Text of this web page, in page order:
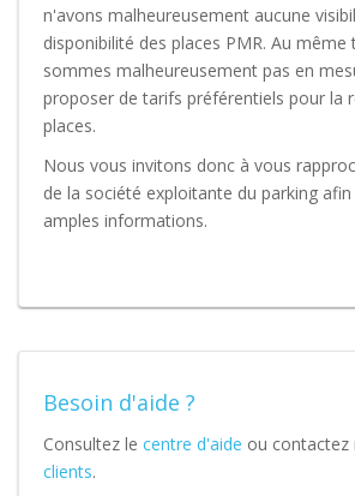
n'avons malheureusement aucune
disponibilité des places PMR. Au même
sommes malheureusement pas en
proposer de tarifs préférentiels pour la
places.
Nous vous invitons donc à vous
de la société exploitante du parking
amples informations.
Besoin d'aide ?
Consultez le centre d'aide ou contactez
clients.